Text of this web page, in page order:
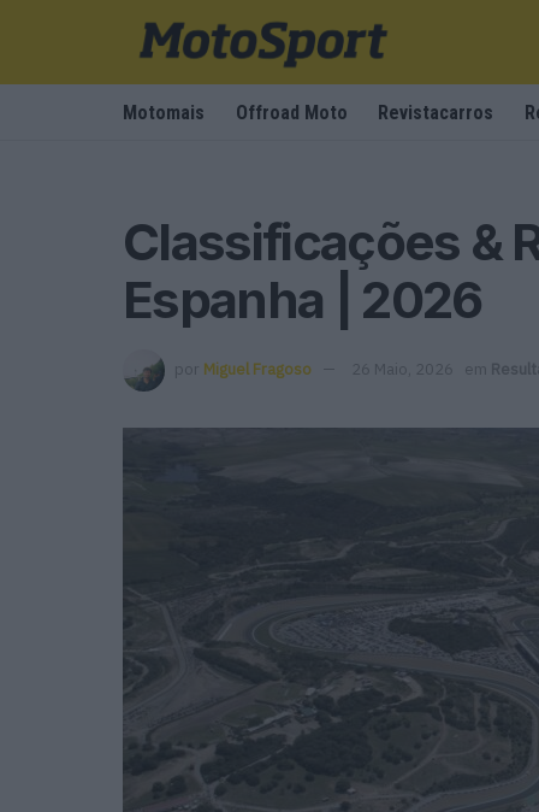
Motomais Offroad Moto Revistacarros
Classificações &
Espanha | 2026
por Miguel Fragoso 26 Maio, 2026 em